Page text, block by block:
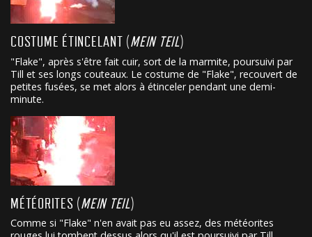
COSTUME ÉTINCELANT (MEIN TEIL)
"Flake", après s'être fait cuir, sort de la marmite, poursuivi par
Till et ses longs couteaux. Le costume de "Flake", recouvert de
petites fusées, se met alors à étinceler pendant une demi-
minute.
MÉTÉORITES (MEIN TEIL)
Comme si "Flake" n'en avait pas eu assez, des météorites